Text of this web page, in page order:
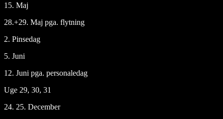
15. Maj
28.+29. Maj pga. flytning
2. Pinsedag
5. Juni
12. Juni pga. personaledag
Uge 29, 30, 31
24. 25. December